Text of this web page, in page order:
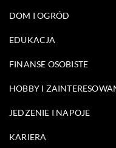
DOM I OGRÓD
EDUKACJA
FINANSE OSOBISTE
HOBBY I
JEDZENIE I NAPOJE
KARIERA